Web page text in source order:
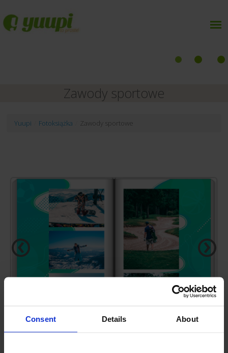
Consent Details About
Zawody sportowe
Yuupi Fotoksiążka Zawody sportowe
‹ ›